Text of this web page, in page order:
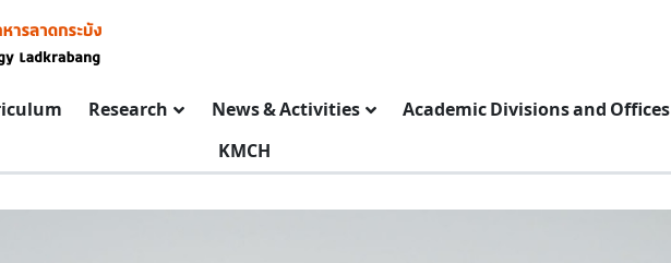
Research News & Activities Academic Divisions and Offices
KMCH